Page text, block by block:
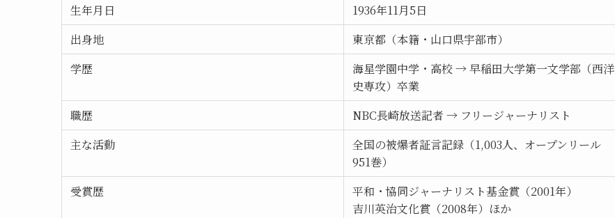
生年月日
1936年11月5日
出身地
東京都（本籍・山口県宇部市）
学歴
海星学園中学・高校 → 早稲田大学第一文学部（西洋
史専攻）卒業
職歴
NBC長崎放送記者 → フリージャーナリスト
主な活動
全国の被爆者証言記録（1,003人、オープンリール
951巻）
受賞歴
平和・協同ジャーナリスト基金賞（2001年）
吉川英治文化賞（2008年）ほか